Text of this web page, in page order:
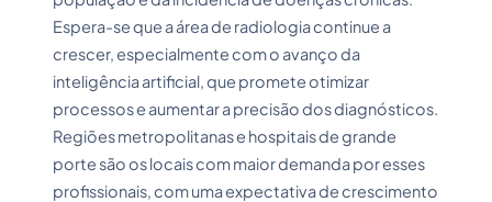
Espera-se que a área de radiologia continue a
crescer, especialmente com o avanço da
inteligência artificial, que promete otimizar
processos e aumentar a precisão dos diagnósticos.
Regiões metropolitanas e hospitais de grande
porte são os locais com maior demanda por esses
profissionais, com uma expectativa de crescimento